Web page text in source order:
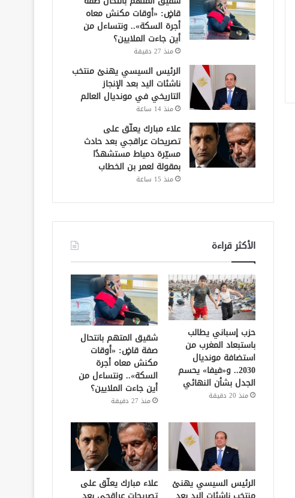
قاضٍ: «أوقات مكنش معاه
أجرة السكة».. ونتساءل من
أين جاءت الملايين؟
منذ 27 دقيقة
الرئيس السيسي يهنئ منتخب
ناشئات اليد بعد الإنجاز
التاريخي في مونديال العالم
منذ 14 ساعة
علاء مبارك يعلّق على
تصريحات عراقجي بعد حادث
مسيّرة دمياط مستشهدًا
بمقولة لعمر بن الخطاب
منذ 15 ساعة
الأكثر قراءة
حزب إسباني يطالب
باستبعاد المغرب من
استضافة مونديال
2030.. و«فيفا» يحسم
الجدل بشأن النهائي
منذ 20 دقيقة
شقيق المتهم بانتحال
صفة قاضٍ: «أوقات
مكنش معاه أجرة
السكة».. ونتساءل من
أين جاءت الملايين؟
منذ 27 دقيقة
الرئيس السيسي يهنئ علاء مبارك يعلّق على